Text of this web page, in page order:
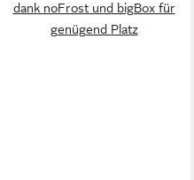
dank noFrost und bigBox für
genügend Platz